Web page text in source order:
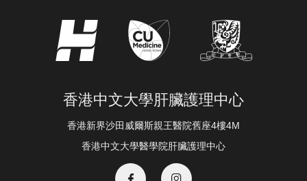
香港中文大學肝臟護理中心
香港新界沙田威爾斯親王醫院舊座4樓4M
香港中文大學醫學院肝臟護理中心